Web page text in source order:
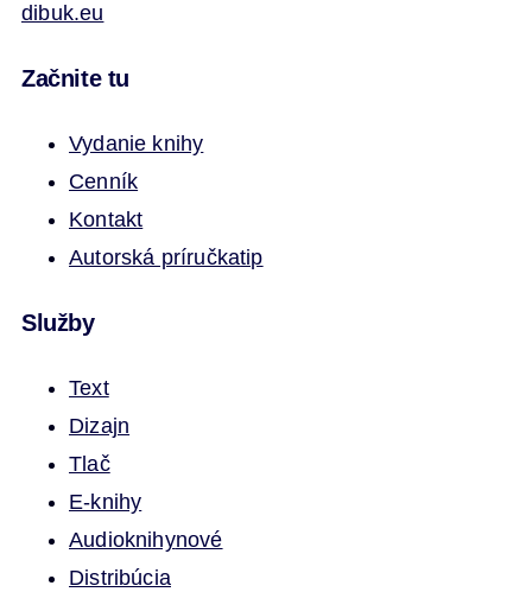
dibuk.eu
Začnite tu
Vydanie knihy
Cenník
Kontakt
Autorská príručkatip
Služby
Text
Dizajn
Tlač
E-knihy
Audioknihynové
Distribúcia